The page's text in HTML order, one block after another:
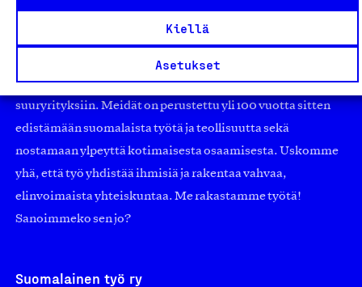
Kiellä
Asetukset
Jäseninämme on koko suomalaisen yhteiskunnan kirjo
pienistä pajoista ja yhteisöistä kansainvälisiin
suuryrityksiin. Meidät on perustettu yli 100 vuotta sitten
edistämään suomalaista työtä ja teollisuutta sekä
nostamaan ylpeyttä kotimaisesta osaamisesta. Uskomme
yhä, että työ yhdistää ihmisiä ja rakentaa vahvaa,
elinvoimaista yhteiskuntaa. Me rakastamme työtä!
Sanoimmeko sen jo?
Suomalainen työ ry